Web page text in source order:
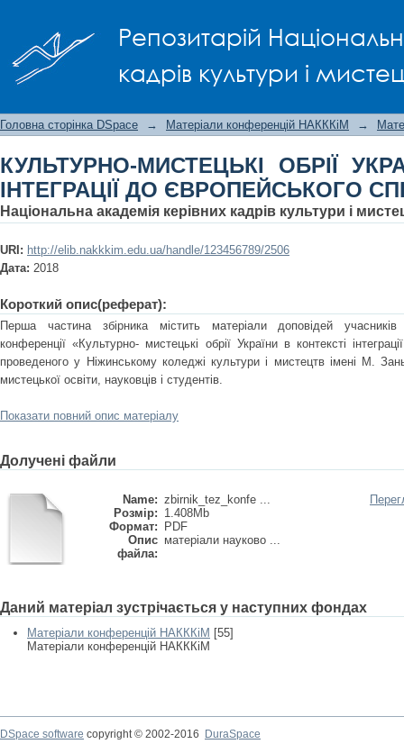
Репозитарій
кадрів культури і
ЄВРОПЕЙСЬКОГО СПІВТОВАРИСТВА
Головна сторінка DSpace → Матеріали конференцій НАКККіМ →
КУЛЬТУРНО-МИСТЕЦЬКІ ОБРІЇ
ІНТЕГРАЦІЇ ДО ЄВРОПЕЙСЬКОГО
Національна академія керівних кадрів культури і
URI: http://elib.nakkkim.edu.ua/handle/123456789/2506
Дата: 2018
Короткий опис(реферат):
Перша частина збірника містить матеріали доповідей учасників
конференції «Культурно- мистецькі обрії України в контексті
проведеного у Ніжинському коледжі культури і мистецтв імені М.
мистецької освіти, науковців і студентів.
Показати повний опис матеріалу
Долучені файли
Name: zbirnik_tez_konfe ...
Розмір: 1.408Mb
Формат:
PDF
Опис
файла:
матеріали науково ...
Даний матеріал зустрічається у наступних фондах
Матеріали конференцій НАКККіМ [55]
Матеріали конференцій НАКККіМ
DSpace software copyright © 2002-2016
DuraSpace